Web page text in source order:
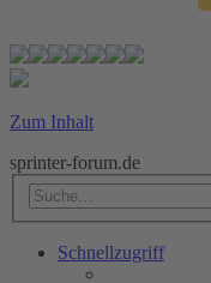
Zum Inhalt
sprinter-forum.de
Schnellzugriff